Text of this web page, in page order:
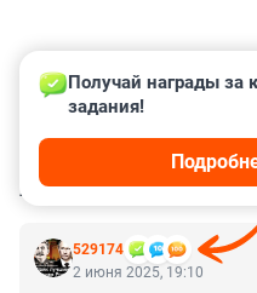
КОММЕНТАРИИ 8
529174
Получай награды за
задания!
2 июня 2025, 19:10